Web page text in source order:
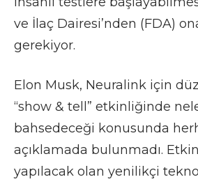
ve İlaç Dairesi’nden (FDA)
gerekiyor.
Elon Musk, Neuralink için
“show & tell” etkinliğinde
bahsedeceği konusunda
açıklamada bulunmadı.
yapılacak olan yenilikçi